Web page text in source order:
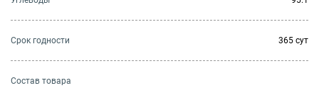
Cрок годности 365 сут
Состав товара